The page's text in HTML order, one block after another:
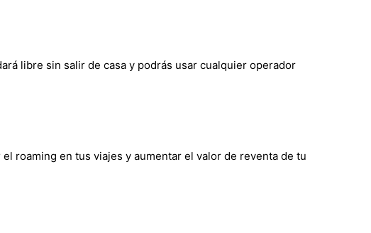
libre sin salir de casa y podrás usar cualquier operador
roaming en tus viajes y aumentar el valor de reventa de tu